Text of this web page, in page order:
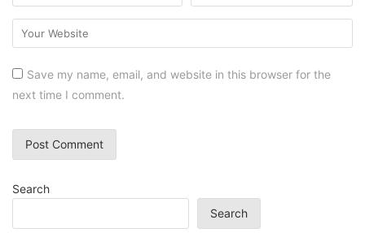
Save my name, email, and website in this browser for the
next time I comment.
Search
Search